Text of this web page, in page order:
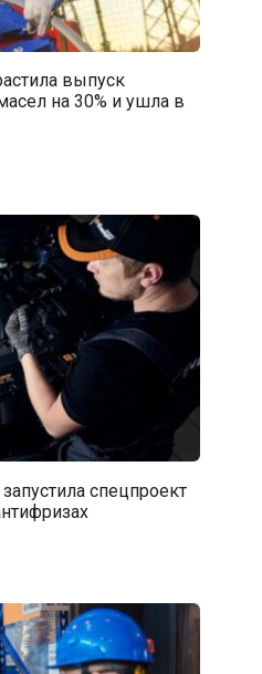
выпуск
на 30% и ушла в
спецпроект